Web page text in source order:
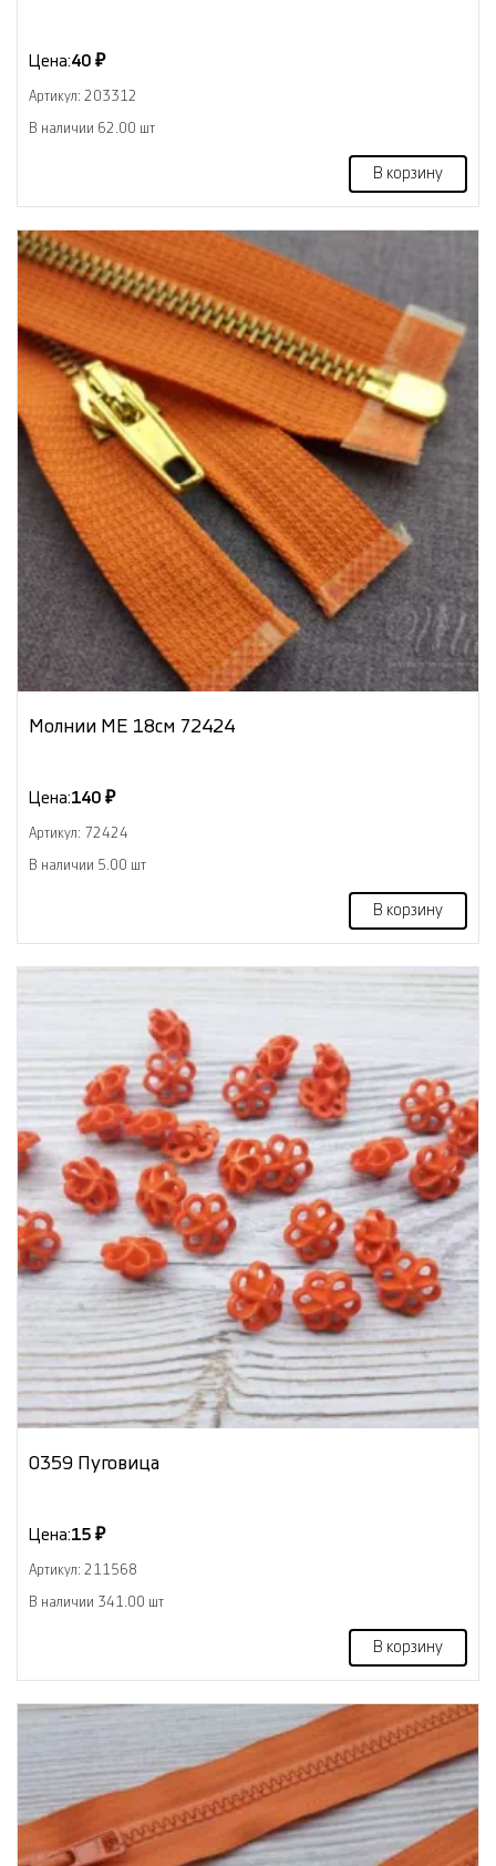
Цена:40 ₽
Артикул: 203312
В наличии 62.00 шт
В корзину
Молнии МЕ 18см 72424
Цена:140 ₽
Артикул: 72424
В наличии 5.00 шт
В корзину
0359 Пуговица
Цена:15 ₽
Артикул: 211568
В наличии 341.00 шт
В корзину